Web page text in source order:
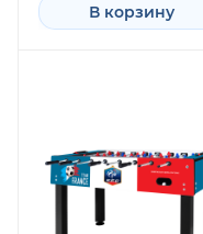
В корзину